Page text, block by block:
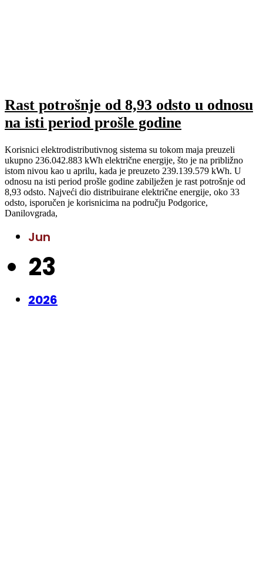
Rast potrošnje od 8,93 odsto u odnosu
na isti period prošle godine
Korisnici elektrodistributivnog sistema su tokom maja preuzeli
ukupno 236.042.883 kWh električne energije, što je na približno
istom nivou kao u aprilu, kada je preuzeto 239.139.579 kWh. U
odnosu na isti period prošle godine zabilježen je rast potrošnje od
8,93 odsto. Najveći dio distribuirane električne energije, oko 33
odsto, isporučen je korisnicima na području Podgorice,
Danilovgrada,
Jun
23
2026